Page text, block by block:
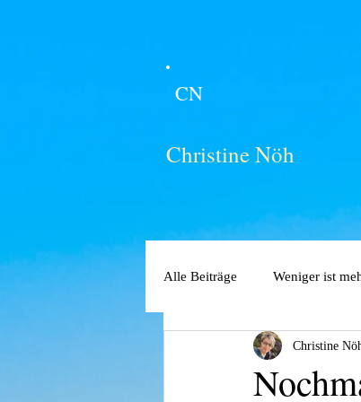
CN
Christine Nöh
Alle Beiträge Weniger ist
Christine